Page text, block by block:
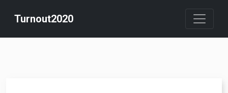
content
Turnout2020